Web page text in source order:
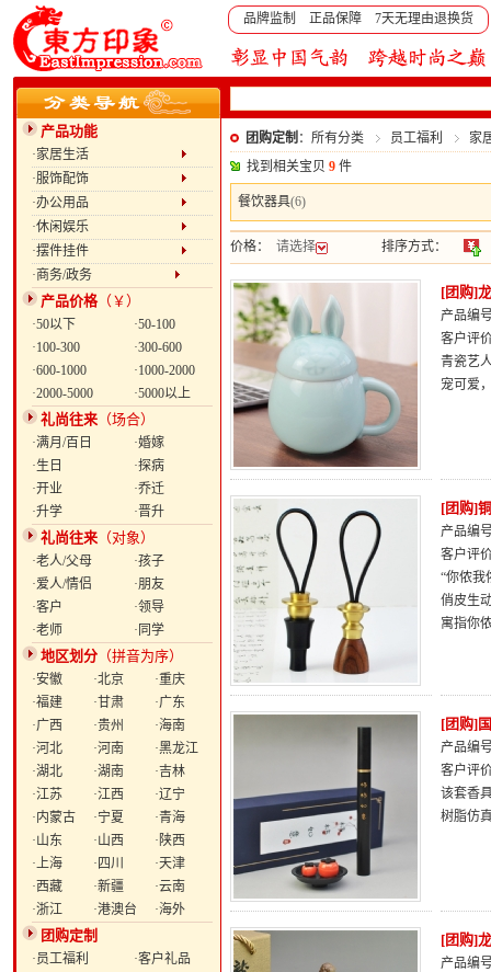
品牌监制 正品保障 7天无理由退换货
产品功能
·家居生活
·服饰配饰
·办公用品
·休闲娱乐
·摆件挂件
·商务/政务
产品价格（￥）
·50以下
·50-100
·100-300
·300-600
·600-1000
·1000-2000
·2000-5000
·5000以上
礼尚往来 （场合）
·满月/百日
·婚嫁
·生日
·探病
·开业
·乔迁
·升学
·晋升
礼尚往来 （对象）
·老人/父母
·孩子
·爱人/情侣
·朋友
·客户
·领导
·老师
·同学
地区划分 （拼音为序）
·安徽 ·北京
·重庆
·福建
·甘肃
·广东
·广西
·贵州
·海南
·河北
·河南
·黑龙江
·湖北
·湖南
·吉林
·江苏
·江西
·辽宁
·内蒙古
·宁夏
·青海
·山东
·山西
·陕西
·上海
·四川
·天津
·西藏
·新疆
·云南
·浙江
·港澳台 ·海外
团购定制
·员工福利
·客户礼品
团购定制 ：所有分类 员工福利
家
找到相关宝贝 9 件
餐饮器具(6)
价格： 请选择 排序方式：
[团购]
产品编
客户评
青瓷艺
宠可爱
[团购]
产品编
客户评
“你侬我
俏皮生
寓指你
[团购]
产品编
客户评
该套香
树脂仿
[团购]
产品编